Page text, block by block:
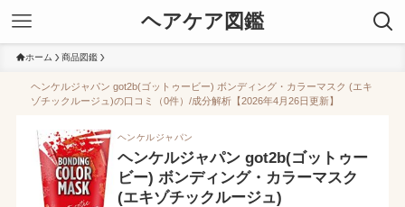
ヘアケア図鑑
ホーム 商品図鑑
ヘンケルジャパン got2b(ゴットゥービー) ボンディング・カラーマスク (エキ
ゾチックルージュ)の口コミ（0件）/成分解析【2026年4月26日更新】
ヘンケルジャパン
ヘンケルジャパン got2b(ゴットゥー
ビー) ボンディング・カラーマスク
(エキゾチックルージュ)